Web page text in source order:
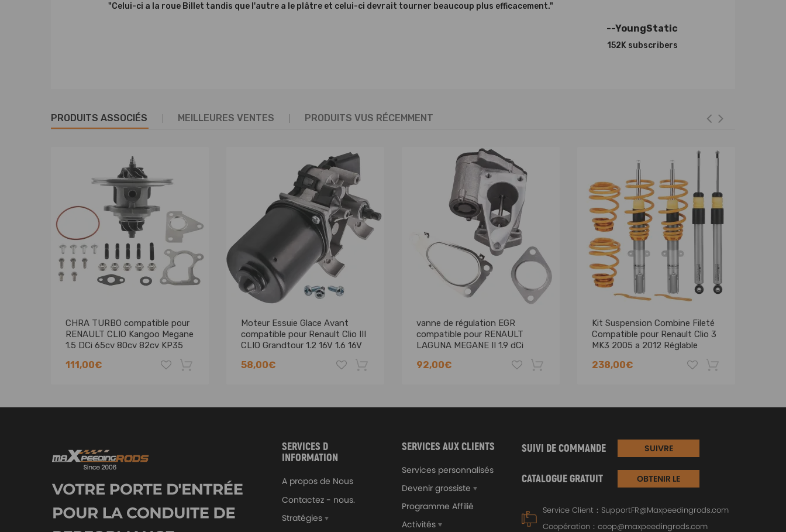
"Celui-ci a la roue Billet tandis que l'autre a le plâtre et celui-ci devrait tourner beaucoup plus efficacement."
--YoungStatic
152K subscribers
PRODUITS ASSOCIÉS MEILLEURES VENTES PRODUITS VUS RÉCEMMENT
CHRA TURBO compatible pour
RENAULT CLIO Kangoo Megane
1.5 DCi 65cv 80cv 82cv KP35
111,00€
Moteur Essuie Glace Avant
compatible pour Renault Clio III
CLIO Grandtour 1.2 16V 1.6 16V
58,00€
vanne de régulation EGR
compatible pour RENAULT
LAGUNA MEGANE II 1.9 dCi
92,00€
Kit Suspension Combine Fileté
Compatible pour Renault Clio 3
MK3 2005 a 2012 Réglable
238,00€
-8%
SERVICES D
INFORMATION
A propos de Nous
Contactez - nous.
Stratégies
SERVICES AUX CLIENTS
Services personnalisés
Devenir grossiste
Programme Affilié
Activités
SUIVI DE COMMANDE SUIVRE
CATALOGUE GRATUIT
OBTENIR LE
Service Client： SupportFR@Maxpeedingrods.com
Coopération： coop@maxpeedingrods.com